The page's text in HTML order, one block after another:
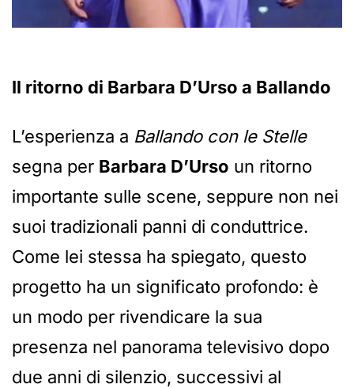
Il ritorno di Barbara D’Urso a Ballando
L’esperienza a Ballando con le Stelle
segna per Barbara D’Urso un ritorno
importante sulle scene, seppure non nei
suoi tradizionali panni di conduttrice.
Come lei stessa ha spiegato, questo
progetto ha un significato profondo: è
un modo per rivendicare la sua
presenza nel panorama televisivo dopo
due anni di silenzio, successivi al